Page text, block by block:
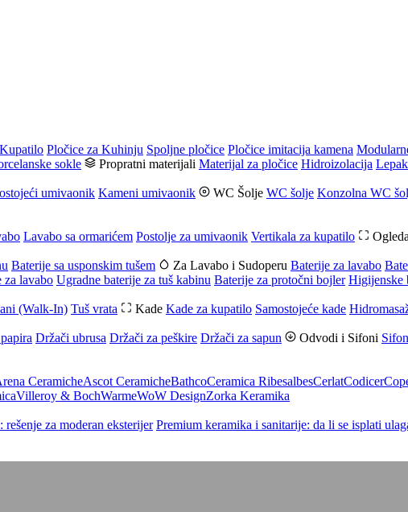
Pločice za Kuhinju Spoljne pločice Pločice imitacija kamena
sokle Propratni materijali Materijal za pločice Hidroizolacija
umivaonik Kameni umivaonik WC Šolje WC šolje Konzolna WC
Lavabo sa ormarićem Postolje za umivaonik Vertikala za kupatilo
Baterije sa usponskim tušem Za Lavabo i Sudoperu Baterije za lavabo
za lavabo Ugradne baterije za tuš kabinu Baterije za protočni bojler Higijenske
(Walk-In) Tuš vrata Kade Kade za kupatilo Samostojeće kade
Držači ubrusa Držači za peškire Držači za sapun Odvodi i Sifoni
CeramicheAscot CeramicheBathcoCeramica RibesalbesCerlatCodicer
Villeroy & BochWarmeWoW DesignZorka Keramika
za moderan eksterijer Premium keramika i sanitarije: da li se isplati